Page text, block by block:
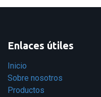
Enlaces útiles
Inicio
Sobre nosotros
Productos